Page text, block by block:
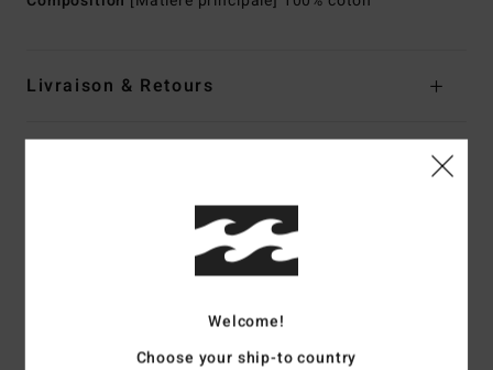
Livraison & Retours
Note moyenne
5.0/5
Welcome!
Choose your ship-to country